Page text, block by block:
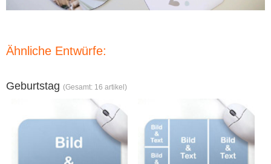
Ähnliche Entwürfe:
Geburtstag (Gesamt: 16 artikel)